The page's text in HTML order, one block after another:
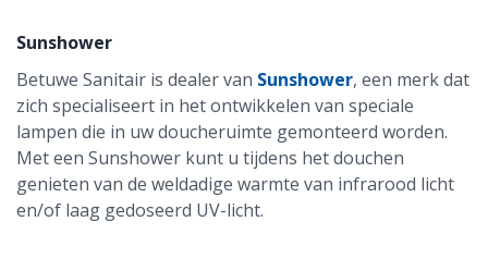
Sunshower
Betuwe Sanitair is dealer van Sunshower, een merk dat
zich specialiseert in het ontwikkelen van speciale
lampen die in uw doucheruimte gemonteerd worden.
Met een Sunshower kunt u tijdens het douchen
genieten van de weldadige warmte van infrarood licht
en/of laag gedoseerd UV-licht.